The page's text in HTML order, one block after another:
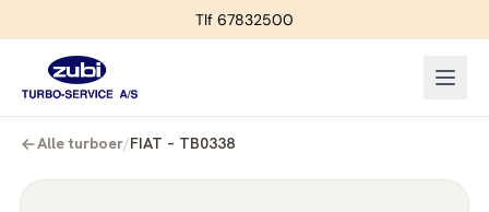
Tlf 67832500
Alle turboer/FIAT – TB0338